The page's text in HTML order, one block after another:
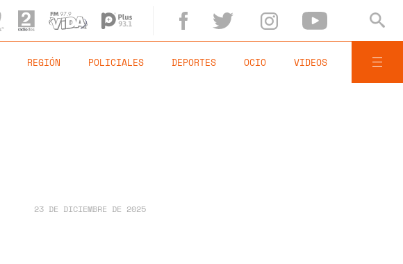
REGIÓN POLICIALES DEPORTES OCIO VIDEOS
23 DE DICIEMBRE DE 2025